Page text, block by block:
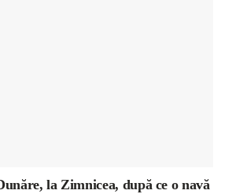
la Zimnicea, după ce o navă